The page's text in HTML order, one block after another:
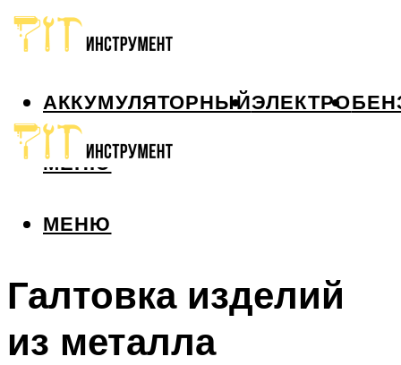
АККУМУЛЯТОРНЫЙЭЛЕКТРО
МЕНЮ
МЕНЮ
Галтовка изделий
из металла